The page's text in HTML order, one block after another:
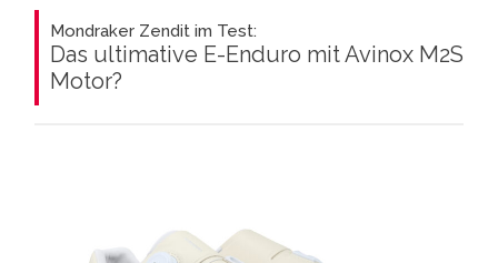
Mondraker Zendit im Test:
Das ultimative E-Enduro mit Avinox M2S
Motor?